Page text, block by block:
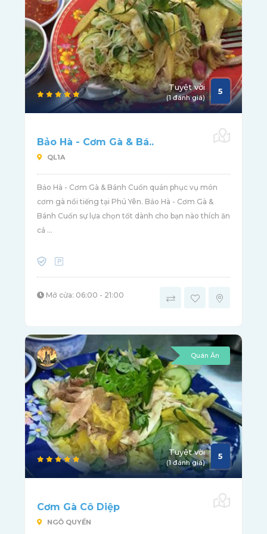
Tuyệt vời
(1 đánh giá)
5
Bảo Hà - Cơm Gà & Bá..
QL1A
Bảo Hà - Cơm Gà & Bánh Cuốn quán phục vụ món
cơm gà nổi tiếng tại Phú Yên. Bảo Hà - Cơm Gà &
Bánh Cuốn sự lựa chọn tốt dành cho bạn nào thích ăn
cá ...
Mở cửa: 06:00 - 21:00
Quán Ăn
Tuyệt vời
(1 đánh giá)
5
Cơm Gà Cô Diệp
NGÔ QUYỀN